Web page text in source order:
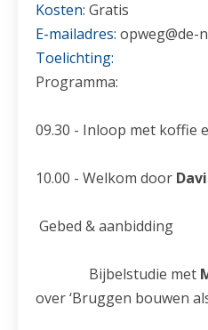
Kosten: Gratis
E-mailadres: opweg@de-
Toelichting:
Programma:
09.30 - Inloop met koffie
10.00 - Welkom door
Gebed & aanbidding
Bijbelstudie met
over ‘Bruggen bouwen